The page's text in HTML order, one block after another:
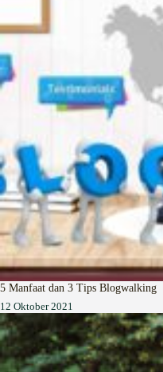
5 Manfaat dan 3 Tips Blogwalking
12 Oktober 2021